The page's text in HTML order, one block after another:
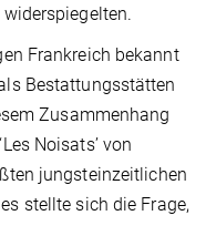
Frankreich bekannt
Bestattungsstätten
Zusammenhang
Noisats’ von
jungsteinzeitlichen
stellte sich die Frage,